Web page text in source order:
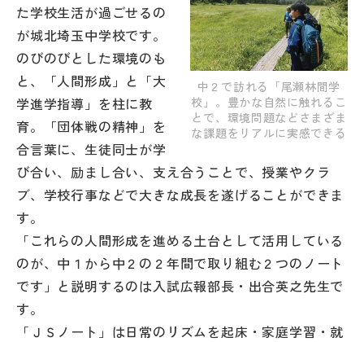
学校からのお知らせ
学校HP最新情報
特集
NettyLandかわら版
その他
お問い合わせ
個人情報保護方針
中２で訪れる「尾瀬林間学
校」。豊かな自然に触れるこ
とで、環境問題などさまざま
な課題をリアルに実感できる
た学校生活が過ごせるの
が城北埼玉中学校です。
のびのびとした環境のも
と、「人間形成」と「大
学進学指導」を柱に教
育。「団体戦の精神」を
合言葉に、生徒同士が学
び合い、励まし合い、支え合うことで、授業やクラ
ブ、学校行事などで大きな成長を遂げることができま
す。
「これらの人間形成を進める土台として活用している
のが、中１から中２の２年間で取り組む２つのノート
です」と説明するのは入試広報部長・出合英之先生で
す。
「ＪＳノート」は日常のリズムを起床・家庭学習・就